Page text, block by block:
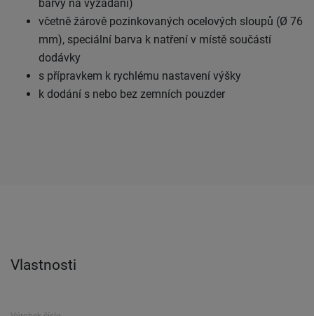
barvy na vyžádání)
včetně žárově pozinkovaných ocelových sloupů (Ø 76
mm), speciální barva k natření v místě součástí
dodávky
s přípravkem k rychlému nastavení výšky
k dodání s nebo bez zemních pouzder
Vlastnosti